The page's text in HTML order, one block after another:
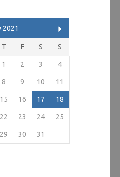
2021
T F S S
1 2 3 4
8 9 10 11
15 16 17 18
22 23 24 25
29 30 31